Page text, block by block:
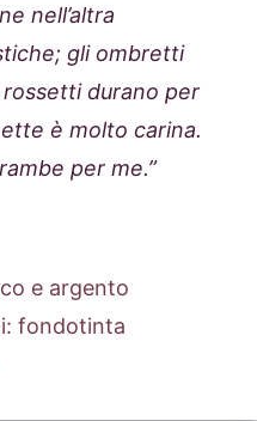
nell’altra
gli ombretti
durano per
è molto carina.
per me.”
e argento
fondotinta